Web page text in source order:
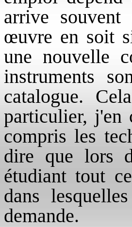
arrive
œuvre en soit
une nouvelle
instruments
catalogue.
particulier, j'en
compris les
dire que lors
étudiant tout
dans
demande.